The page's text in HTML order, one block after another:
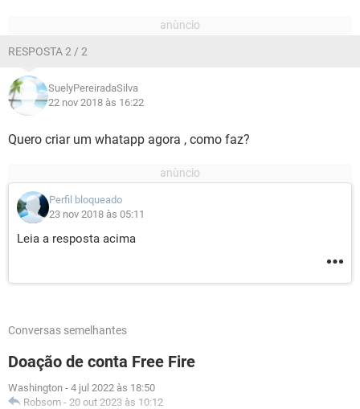
RESPOSTA 2 / 2
SuelyPereiradaSilva
22 nov 2018 às 16:22
Quero criar um whatapp agora , como faz?
Perfil bloqueado
23 nov 2018 às 05:11
Leia a resposta acima
Conversas semelhantes
Doação de conta Free Fire
Washington - 4 jul 2022 às 18:50
Robsom - 20 out 2023 às 10:12